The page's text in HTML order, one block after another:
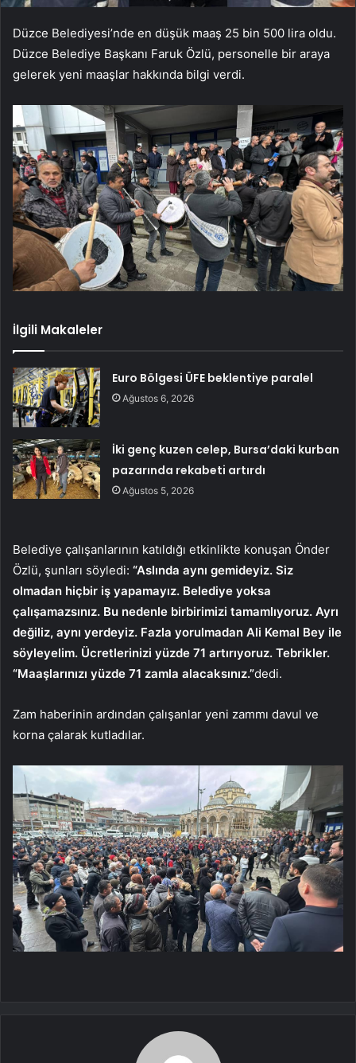
Düzce Belediyesi’nde en düşük maaş 25 bin 500 lira oldu.
Düzce Belediye Başkanı Faruk Özlü, personelle bir araya
gelerek yeni maaşlar hakkında bilgi verdi.
İlgili Makaleler
Euro Bölgesi ÜFE beklentiye paralel
Ağustos 6, 2026
İki genç kuzen celep, Bursa’daki kurban
pazarında rekabeti artırdı
Ağustos 5, 2026
Belediye çalışanlarının katıldığı etkinlikte konuşan Önder
Özlü, şunları söyledi: “Aslında aynı gemideyiz. Siz
olmadan hiçbir iş yapamayız. Belediye yoksa
çalışamazsınız. Bu nedenle birbirimizi tamamlıyoruz. Ayrı
değiliz, aynı yerdeyiz. Fazla yorulmadan Ali Kemal Bey ile
söyleyelim. Ücretlerinizi yüzde 71 artırıyoruz. Tebrikler.
“Maaşlarınızı yüzde 71 zamla alacaksınız.”dedi.
Zam haberinin ardından çalışanlar yeni zammı davul ve
korna çalarak kutladılar.